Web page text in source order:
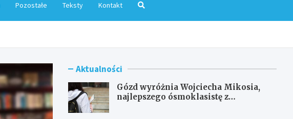
Pozostałe Teksty Kontakt
Aktualności
Gózd wyróżnia Wojciecha Mikosia,
najlepszego ósmoklasistę z